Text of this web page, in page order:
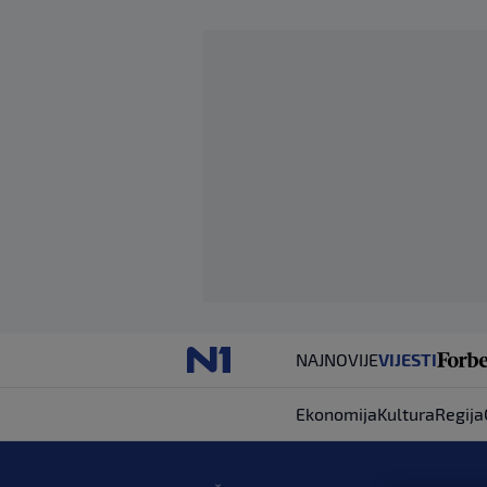
NAJNOVIJEVIJESTI
EkonomijaKulturaRegija